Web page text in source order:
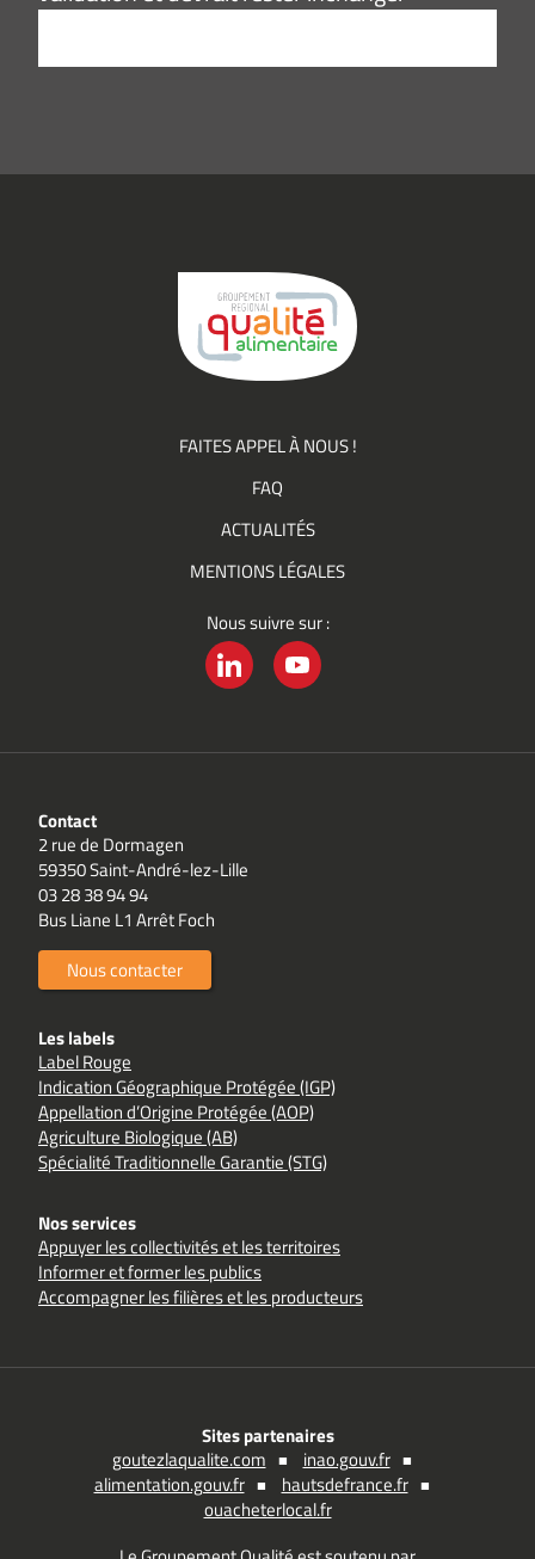
e-
FAITES APPEL À NOUS !
FAQ
ACTUALITÉS
MENTIONS LÉGALES
Nous suivre sur :
Contact
2 rue de Dormagen
59350 Saint-André-lez-Lille
03 28 38 94 94
Bus Liane L1 Arrêt Foch
Nous contacter
Les labels
Label Rouge
Indication Géographique Protégée (IGP)
Appellation d’Origine Protégée (AOP)
Agriculture Biologique (AB)
Spécialité Traditionnelle Garantie (STG)
Nos services
Appuyer les collectivités et les territoires
Informer et former les publics
Accompagner les filières et les producteurs
Sites partenaires
goutezlaqualite.com
inao.gouv.fr
alimentation.gouv.fr
hautsdefrance.fr
ouacheterlocal.fr